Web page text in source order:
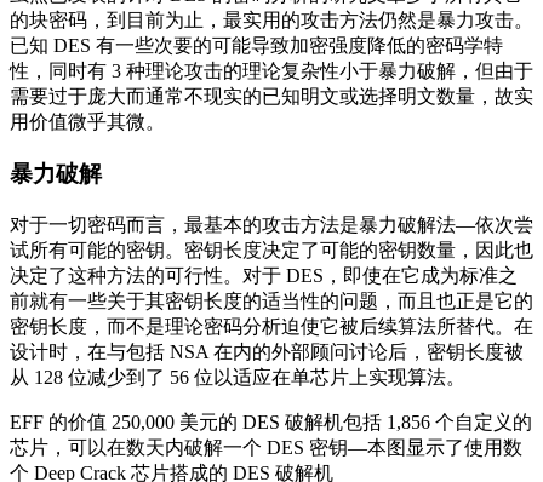
的块密码，到目前为止，最实用的攻击方法仍然是暴力攻击。
已知 DES 有一些次要的可能导致加密强度降低的密码学特
性，同时有 3 种理论攻击的理论复杂性小于暴力破解，但由于
需要过于庞大而通常不现实的已知明文或选择明文数量，故实
用价值微乎其微。
暴力破解
对于一切密码而言，最基本的攻击方法是暴力破解法—依次尝
试所有可能的密钥。密钥长度决定了可能的密钥数量，因此也
决定了这种方法的可行性。对于 DES，即使在它成为标准之
前就有一些关于其密钥长度的适当性的问题，而且也正是它的
密钥长度，而不是理论密码分析迫使它被后续算法所替代。在
设计时，在与包括 NSA 在内的外部顾问讨论后，密钥长度被
从 128 位减少到了 56 位以适应在单芯片上实现算法。
EFF 的价值 250,000 美元的 DES 破解机包括 1,856 个自定义的
芯片，可以在数天内破解一个 DES 密钥—本图显示了使用数
个 Deep Crack 芯片搭成的 DES 破解机